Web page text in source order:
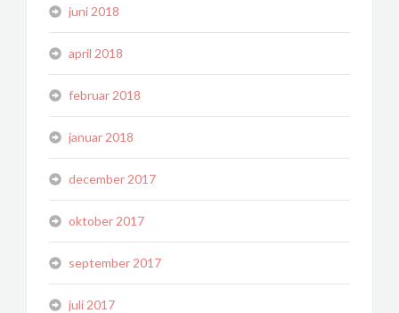
juni 2018
april 2018
februar 2018
januar 2018
december 2017
oktober 2017
september 2017
juli 2017